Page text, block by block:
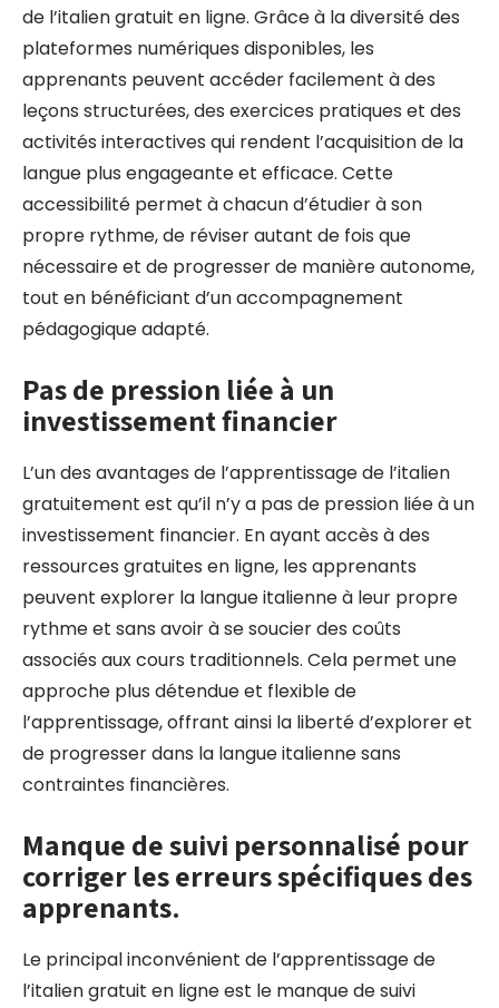
de l’italien gratuit en ligne. Grâce à la diversité des
plateformes numériques disponibles, les
apprenants peuvent accéder facilement à des
leçons structurées, des exercices pratiques et des
activités interactives qui rendent l’acquisition de la
langue plus engageante et efficace. Cette
accessibilité permet à chacun d’étudier à son
propre rythme, de réviser autant de fois que
nécessaire et de progresser de manière autonome,
tout en bénéficiant d’un accompagnement
pédagogique adapté.
Pas de pression liée à un
investissement financier
L’un des avantages de l’apprentissage de l’italien
gratuitement est qu’il n’y a pas de pression liée à un
investissement financier. En ayant accès à des
ressources gratuites en ligne, les apprenants
peuvent explorer la langue italienne à leur propre
rythme et sans avoir à se soucier des coûts
associés aux cours traditionnels. Cela permet une
approche plus détendue et flexible de
l’apprentissage, offrant ainsi la liberté d’explorer et
de progresser dans la langue italienne sans
contraintes financières.
Manque de suivi personnalisé pour
corriger les erreurs spécifiques des
apprenants.
Le principal inconvénient de l’apprentissage de
l’italien gratuit en ligne est le manque de suivi